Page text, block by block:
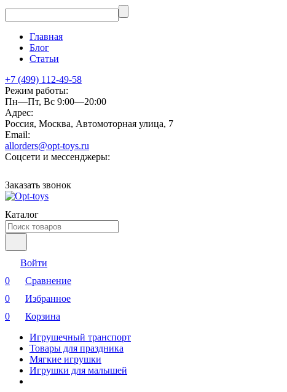
Главная
Блог
Статьи
+7 (499) 112-49-58
Режим работы:
Пн—Пт, Вс 9:00—20:00
Адрес:
Россия, Москва, Автомоторная улица, 7
Email:
allorders@opt-toys.ru
Соцсети и мессенджеры:
Заказать звонок
Каталог
Войти
0
Сравнение
0
Избранное
0
Корзина
Игрушечный транспорт
Товары для праздника
Мягкие игрушки
Игрушки для малышей